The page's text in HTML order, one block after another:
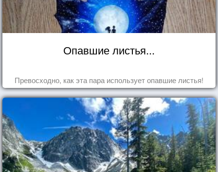
Опавшие листья...
Превосходно, как эта пара использует опавшие листья!